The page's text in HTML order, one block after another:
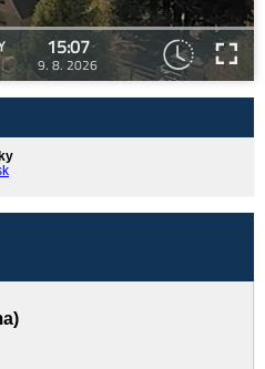
15:07
9. 8. 2026